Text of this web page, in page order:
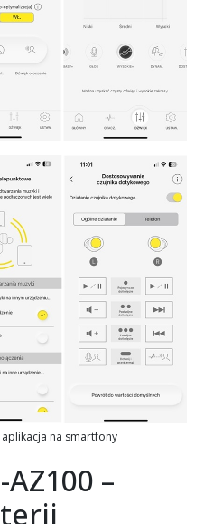
aplikacja na smartfony
–